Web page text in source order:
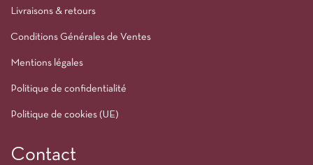
Livraisons & retours
Conditions Générales de Ventes
Mentions légales
Politique de confidentialité
Politique de cookies (UE)
Contact